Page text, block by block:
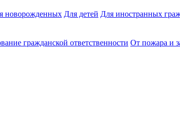
новорожденных Для детей Для иностранных
гражданской ответственности От пожара и